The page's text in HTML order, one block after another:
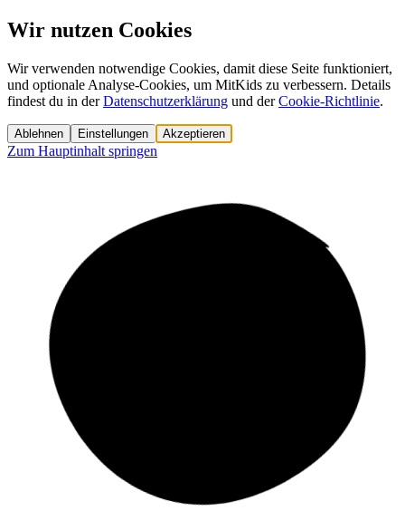
Wir nutzen Cookies
Wir verwenden notwendige Cookies, damit diese Seite funktioniert,
und optionale Analyse-Cookies, um MitKids zu verbessern. Details
findest du in der Datenschutzerklärung und der Cookie-Richtlinie.
Ablehnen Einstellungen Akzeptieren
Zum Hauptinhalt springen